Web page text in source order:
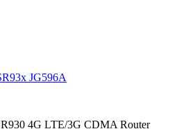
4G LTE/3G CDMA Router